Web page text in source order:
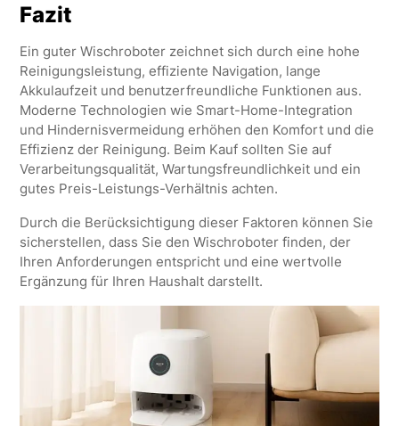
Fazit
Ein guter Wischroboter zeichnet sich durch eine hohe
Reinigungsleistung, effiziente Navigation, lange
Akkulaufzeit und benutzerfreundliche Funktionen aus.
Moderne Technologien wie Smart-Home-Integration
und Hindernisvermeidung erhöhen den Komfort und die
Effizienz der Reinigung. Beim Kauf sollten Sie auf
Verarbeitungsqualität, Wartungsfreundlichkeit und ein
gutes Preis-Leistungs-Verhältnis achten.
Durch die Berücksichtigung dieser Faktoren können Sie
sicherstellen, dass Sie den Wischroboter finden, der
Ihren Anforderungen entspricht und eine wertvolle
Ergänzung für Ihren Haushalt darstellt.